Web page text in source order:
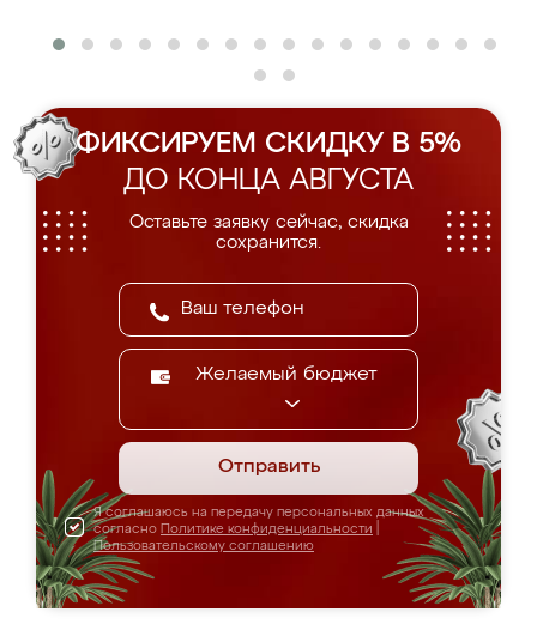
ФИКСИРУЕМ СКИДКУ В 5%
ДО КОНЦА АВГУСТА
Оставьте заявку сейчас, скидка
сохранится.
Желаемый бюджет
Отправить
Я соглашаюсь на передачу персональных данных
согласно Политике конфиденциальности
Пользовательскому соглашению